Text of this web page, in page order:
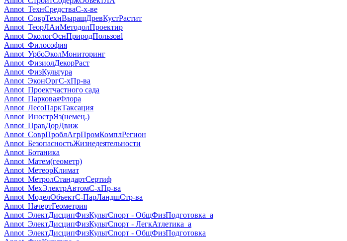
Annot_ТехнСредстваС-х-ве
Annot_СоврТехнВыращДревКустРастит
Annot_ТеорЛАиМетодолПроектир
Annot_ЭкологОснПриродПользовl
Annot_Философия
Annot_УрбоЭколМониторинг
Annot_ФизиолДекорРаст
Annot_ФизКультура
Annot_ЭконОргС-хПр-ва
Annot_Проектчастного сада
Annot_ПарковаяФлора
Annot_ЛесоПаркТаксация
Annot_ИнострЯз(немец.)
Annot_ПравДорДвиж
Annot_СоврПроблАгрПромКомплРегион
Annot_БезопасностьЖизнедеятельности
Annot_Ботаника
Annot_Матем(геометр)
Annot_МетеорКлимат
Annot_МетролСтандартСертиф
Annot_МехЭлектрАвтомС-хПр-ва
Annot_МоделОбъектС-ПарЛандшСтр-ва
Annot_НачертГеометрия
Annot_ЭлектДисципФизКультСпорт - ОбщФизПодготовка_а
Annot_ЭлектДисципФизКультСпорт - ЛегкАтлетика_а
Annot_ЭлектДисципФизКультСпорт - ОбщФизПодготовка